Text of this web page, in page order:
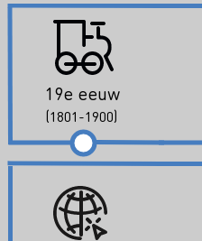
19e eeuw
(1801-1900)